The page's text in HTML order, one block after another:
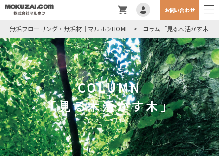
お問い合わせ
無垢フローリング・無垢材｜マルホンHOME > コラム「見る木活かす木」
COLUMN
「見る木活かす木」